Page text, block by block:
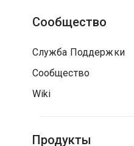
Сообщество
Служба Поддержки
Сообщество
Wiki
Продукты